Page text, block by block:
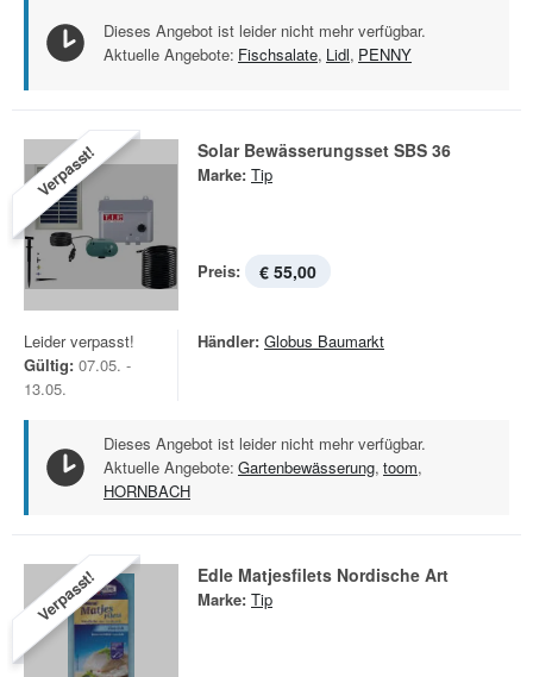
Dieses Angebot ist leider nicht mehr verfügbar.
Aktuelle Angebote: Fischsalate, Lidl, PENNY
Verpasst! Solar Bewässerungsset SBS 36
Marke: Tip
Preis: € 55,00
Leider verpasst!
Gültig: 07.05. -
13.05.
Händler: Globus Baumarkt
Dieses Angebot ist leider nicht mehr verfügbar.
Aktuelle Angebote: Gartenbewässerung, toom,
HORNBACH
Verpasst! Edle Matjesfilets Nordische Art
Marke: Tip